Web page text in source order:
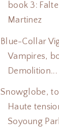
book 3:
Martinez
Blue-Collar
Vampires,
Demolition...
Snowglobe,
Haute
Soyoung